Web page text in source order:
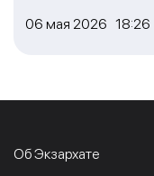
06 мая 2026 18:26
Об Экзархате